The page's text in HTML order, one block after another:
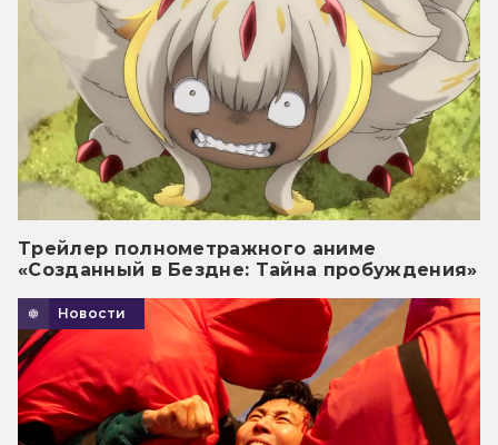
Трейлер полнометражного аниме
«Созданный в Бездне: Тайна пробуждения»
Новости